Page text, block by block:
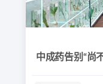
中成药告别“尚